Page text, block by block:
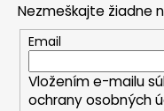
Nezmeškajte žiadne
Email
Vložením e-mailu
ochrany osobných